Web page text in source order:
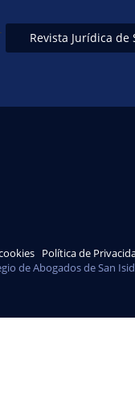
Revista Jurídica de
Política de
de Abogados de San